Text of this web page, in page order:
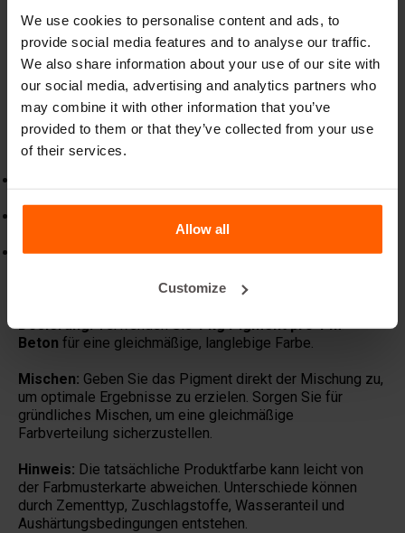
We use cookies to personalise content and ads, to
provide social media features and to analyse our traffic.
We also share information about your use of our site with
our social media, advertising and analytics partners who
may combine it with other information that you’ve
provided to them or that they’ve collected from your use
of their services.
Allow all
Customize
Bringen Sie Ihre Betonprojekte zum Leben mit
unseren
hochwertigen Betonpigmenten.
speziell entwickelt, um kräftige, farbbeständige
Ergebnisse zu liefern, die dauerhaft überzeugen.
Geeignet für Beton, Mörtel und andere zementbasierte
Materialien sorgen unsere Pigmente für ein
und dekorative Oberflächen.
Wählen Sie aus natürlichen Erdtönen, modernen kräftigen
gewünschten Look zu erzielen.
Dosierung: Verwenden Sie 1 kg Pigment pro 1 m³
Beton für eine gleichmäßige, langlebige Farbe.
Mischen: Geben Sie das Pigment direkt der Mischung zu,
um optimale Ergebnisse zu erzielen. Sorgen Sie für
gründliches Mischen, um eine gleichmäßige
Farbverteilung sicherzustellen.
Hinweis: Die tatsächliche Produktfarbe kann leicht von
der Farbmusterkarte abweichen. Unterschiede können
durch Zementtyp, Zuschlagstoffe, Wasseranteil und
Aushärtungsbedingungen entstehen.